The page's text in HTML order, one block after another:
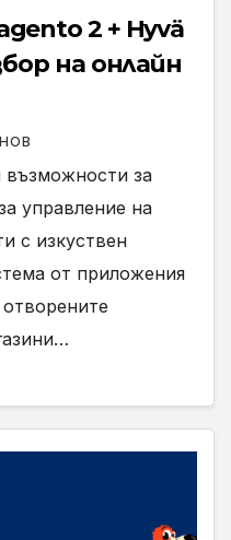
2 + Hyvä
на онлайн
възможности за
управление на
с изкуствен
от приложения